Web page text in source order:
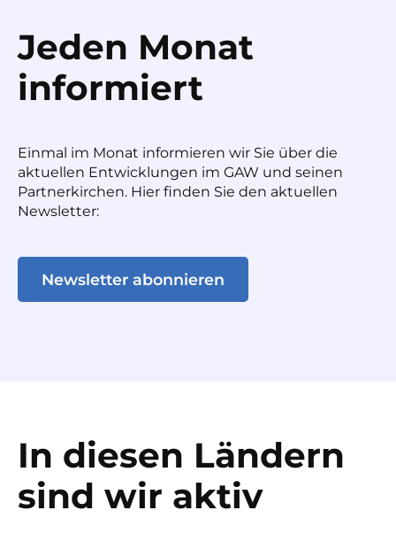
Jeden Monat
informiert
Einmal im Monat informieren wir Sie über die
aktuellen Entwicklungen im GAW und seinen
Partnerkirchen. Hier finden Sie den aktuellen
Newsletter:
Newsletter abonnieren
In diesen Ländern
sind wir aktiv